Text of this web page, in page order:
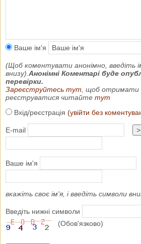
Ваше ім'я
(Щоб коментувати анонімно, введіть
внизу). Анонімні Коментарі буде
перевірки.
Зареєструйтесь тут , щоб отримати
реєструватися читайте тут
Вхід/реєстрація (увійти без
E-mail >
Ваше ім'я
вкажіть своє ім'я, і введіть символи
Введіть нижні символи
(Обов'язково)